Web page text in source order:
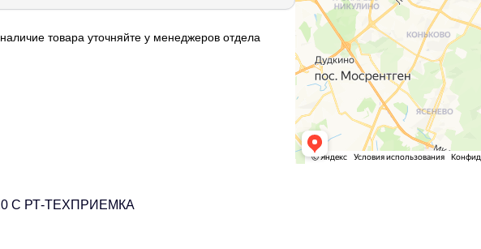
товара уточняйте у менеджеров отдела
С РТ-ТЕХПРИЕМКА